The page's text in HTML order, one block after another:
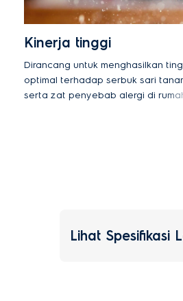
Kinerja tinggi
Dirancang untuk menghasilkan
optimal terhadap serbuk sari
serta zat penyebab alergi di
Lihat Spesifikasi